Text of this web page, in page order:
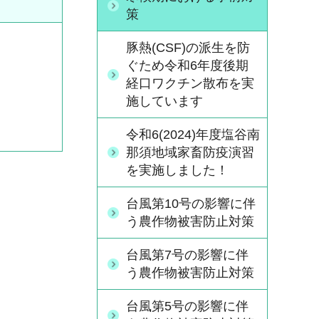
策
豚熱(CSF)の派生を防
ぐため令和6年度後期
経口ワクチン散布を実
施しています
令和6(2024)年度塩谷南
那須地域家畜防疫演習
を実施しました！
台風第10号の影響に伴
う農作物被害防止対策
台風第7号の影響に伴
う農作物被害防止対策
台風第5号の影響に伴